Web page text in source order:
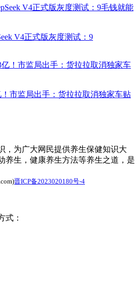
V4正式版灰度测试：9
市监局出手：货拉拉取消独家车贴
，为广大网民提供养生保健知识大
养生，健康养生方法等养生之道，是
晋ICP备2023020180号-4
式：